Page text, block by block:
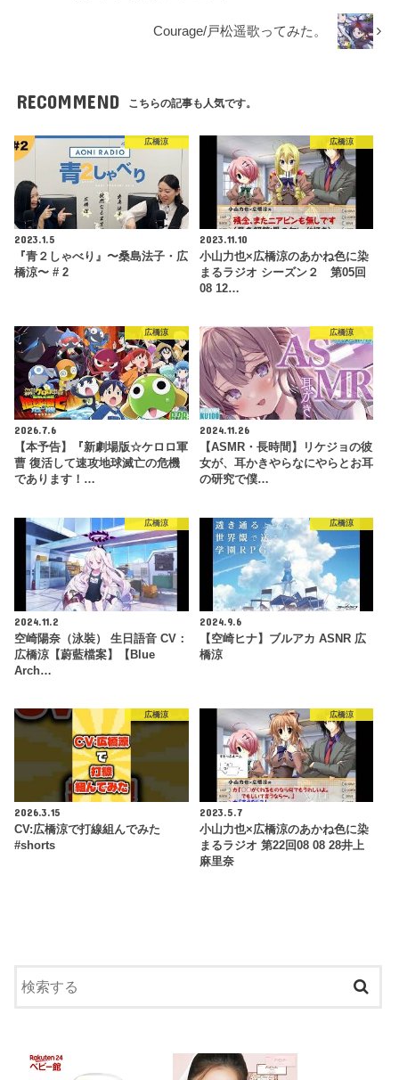
Courage/戸松遥歌ってみた。
RECOMMEND こちらの記事も人気です。
広橋涼
2023.1.5
『青２しゃべり』〜桑島法子・広
橋涼〜 # 2
広橋涼
2023.11.10
小山力也×広橋涼のあかね色に染
まるラジオ シーズン２ 第05回
08 12…
広橋涼
2026.7.6
【本予告】『新劇場版☆ケロロ軍
曹 復活して速攻地球滅亡の危機
であります！…
広橋涼
2024.11.26
【ASMR・長時間】リケジョの彼
女が、耳かきやらなにやらとお耳
の研究で僕…
広橋涼
2024.11.2
空崎陽奈（泳裝） 生日語音 CV：
広橋涼【蔚藍檔案】【Blue
Arch…
広橋涼
2024.9.6
【空崎ヒナ】ブルアカ ASNR 広
橋涼
広橋涼
2026.3.15
CV:広橋涼で打線組んでみた
#shorts
広橋涼
2023.5.7
小山力也×広橋涼のあかね色に染
まるラジオ 第22回08 08 28井上
麻里奈